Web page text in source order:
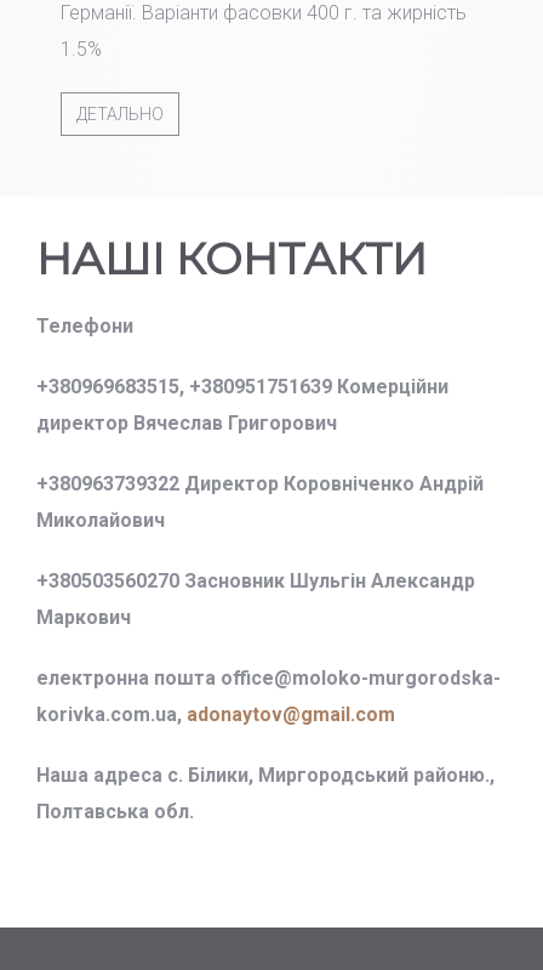
Германії. Варіанти фасовки 400 г. та жирність
1.5%
ДЕТАЛЬНО
НАШІ КОНТАКТИ
Телефони
+380969683515, +380951751639 Комерційни
директор Вячеслав Григорович
+380963739322 Директор Коровніченко Андрій
Миколайович
+380503560270 Засновник Шульгін Александр
Маркович
електронна пошта office@moloko-murgorodska-
korivka.com.ua, adonaytov@gmail.com
Наша адреса с. Білики, Миргородський районю.,
Полтавська обл.